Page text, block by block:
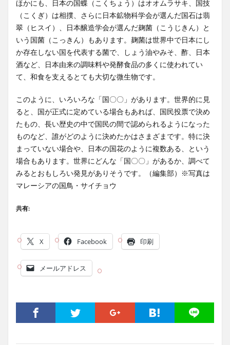
ほかにも、日本の国蝶（こくちょう）はオオムラサキ、国技
（こくぎ）は相撲、さらに日本鉱物科学会が選んだ国石は翡
翠（ヒスイ）、日本醸造学会が選んだ麹菌（こうじきん）と
いう国菌（こっきん）もあります。麹菌は世界中で日本にし
か存在しない国を代表する菌で、しょう油やみそ、酢、日本
酒など、日本由来の調味料や発酵食品の多くに使われてい
て、和食を支えるとても大切な微生物です。
このように、いろいろな「国〇〇」があります。世界的に見
ると、国が正式に定めている場合もあれば、国民投票で決め
たもの、長い歴史の中で国民の間で認められるようになった
ものなど、誰がどのように決めたかはさまざまです。特に決
まっていない場合や、日本の国花のように複数ある、という
場合もあります。世界にどんな「国〇〇」があるか、調べて
みるとおもしろい発見がありそうです。（編集部）※写真は
マレーシアの国鳥・サイチョウ
共有:
X Facebook 印刷
メールアドレス